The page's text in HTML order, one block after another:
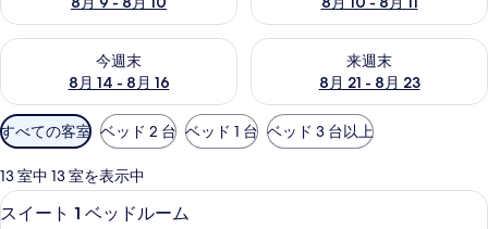
今週末
8月 14 - 8月 16
今週末 8月 14 - 8月 16 の空室状況をチェック
来週末
8月 21 - 8月 23
来週末 8月 21 - 8月 23 の空室
利
用
可
能
な
すべての客室 ベッド 2 台 ベッド 1 台 ベッド 3 台以上
13 室中 13 室を表示中
ス
スイート 1 ベッドルーム | 羽毛の掛
14
スイート 1 ベッドルーム